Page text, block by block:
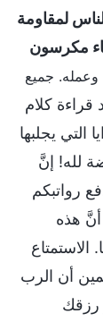
لمقاومة
مكرسون
الله وعمله. جميع
قراءة كلام
التي يجلبها
لله! إنَّ
رواتبكم
أنَّ هذه
الاستمتاع
أن الرب
رزقك